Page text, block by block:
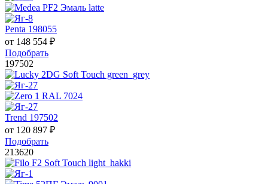
Penta 198055
от 148 554 ₽
Подобрать
197502
Trend 197502
от 120 897 ₽
Подобрать
213620